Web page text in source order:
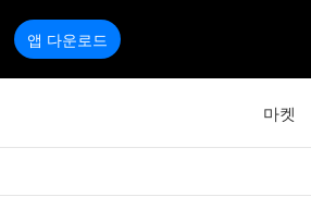
앱 다운로드
마켓